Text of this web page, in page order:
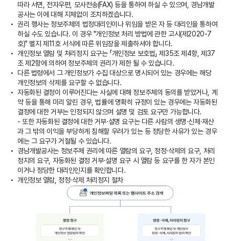
따라 서면, 전자우편, 모사전송(FAX) 등을 통하여 하실 수 있으며, 경남개발
공사는 이에 대해 지체없이 조치하겠습니다.
권리 행사는 정보주체의 법정대리인이나 위임을 받은 자 등 대리인을 통하여
하실 수도 있습니다. 이 경우 "개인정보 처리 방법에 관한 고시(제2020-7
호)" 별지 제11호 서식에 따른 위임장을 제출하셔야 합니다.
개인정보 열람 및 처리정지 요구는 「개인정보 보호법」 제35조 제4항, 제37
조 제2항에 의하여 정보주체의 권리가 제한 될 수 있습니다.
다른 법령에서 그 개인정보가 수집 대상으로 명시되어 있는 경우에는 해당
개인정보의 삭제를 요구할 수 없습니다.
자동화된 결정이 이루어진다는 사실에 대해 정보주체의 동의를 받았거나, 계
약 등을 통해 미리 알린 경우, 법률에 명확히 규정이 있는 경우에는 자동화된
결정에 대한 거부는 인정되지 않으며 설명 및 검토 요구만 가능합니다.
- 또한 자동화된 결정에 대한 거부·설명 요구는 다른 사람의 생명·신체·재산
과 그 밖의 이익을 부당하게 침해할 우려가 있는 등 정당한 사유가 있는 경우
에는 그 요구가 거절될 수 있습니다.
경남개발공사는 정보주체 권리에 따른 열람의 요구, 정정·삭제의 요구, 처리
정지의 요구, 자동화된 결정 거부·설명 요구 시 열람 등 요구를 한 자가 본인
이거나 정당한 대리인인지를 확인합니다.
개인정보 열람, 정정·삭제 처리정지 절차